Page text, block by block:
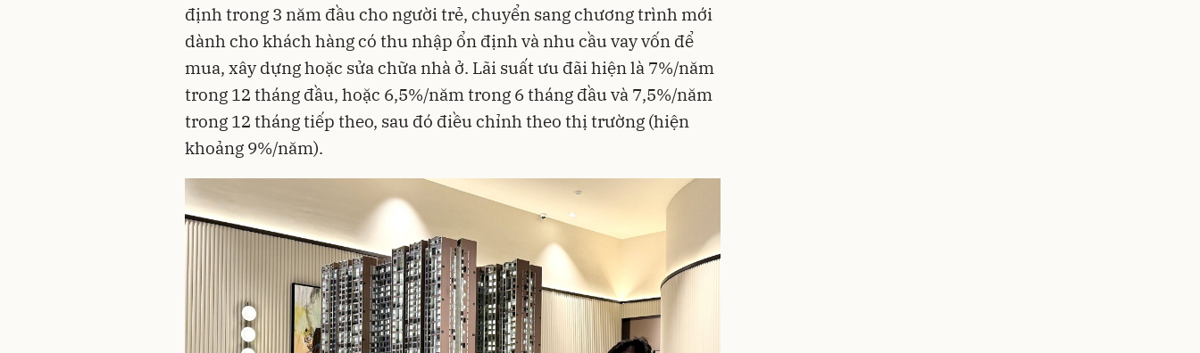
định trong 3 năm đầu cho người trẻ, chuyển sang chương trình mới
dành cho khách hàng có thu nhập ổn định và nhu cầu vay vốn để
mua, xây dựng hoặc sửa chữa nhà ở. Lãi suất ưu đãi hiện là 7%/năm
trong 12 tháng đầu, hoặc 6,5%/năm trong 6 tháng đầu và 7,5%/năm
trong 12 tháng tiếp theo, sau đó điều chỉnh theo thị trường (hiện
khoảng 9%/năm).